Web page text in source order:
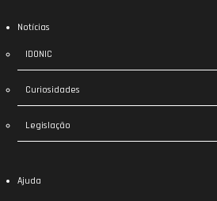
Notícias
IDONIC
Curiosidades
Legislação
Ajuda